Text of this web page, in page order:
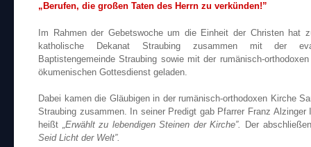
„Berufen, die großen Taten des Herrn zu verkünden!”
Im Rahmen der Gebetswoche um die Einheit der Christen hat
katholische Dekanat Straubing zusammen mit der
Baptistengemeinde Straubing sowie mit der rumänisch-
ökumenischen Gottesdienst geladen.
Dabei kamen die Gläubigen in der rumänisch-orthodoxen Kirche
Straubing zusammen. In seiner Predigt gab Pfarrer Franz
heißt „Erwählt zu lebendigen Steinen der Kirche”.
Der
Seid Licht der Welt”.